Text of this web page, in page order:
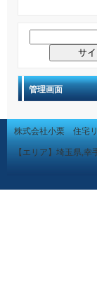
管理画面
株式会社小栗 住宅
【エリア】埼玉県,